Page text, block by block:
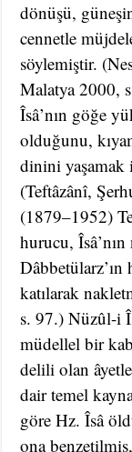
dönüşü,
cennetle
söylemiştir.
Malatya 2000,
Îsâ’nın göğe
olduğunu,
dinini yaşamak
(Teftâzânî,
(1879–1952)
hurucu,
katılarak
s. 97.) Nüzûl-i
müdellel bir
delili olan
dair temel
göre Hz. Îsâ
ona